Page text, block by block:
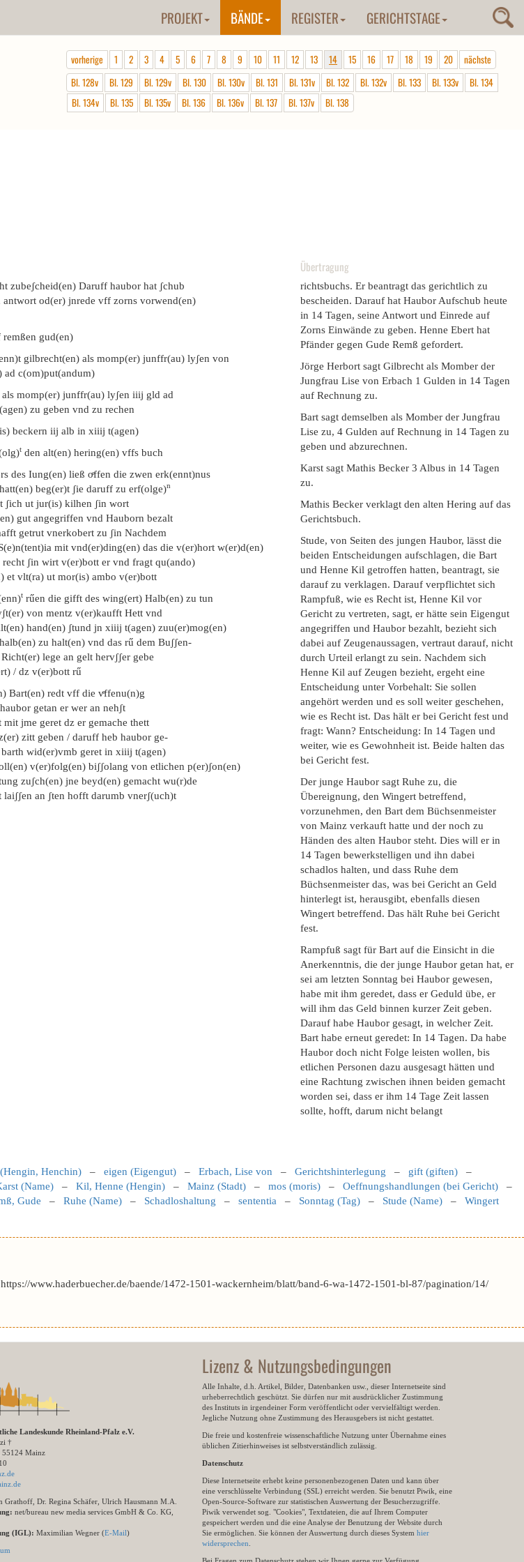
PROJEKT BÄNDE REGISTER GERICHTSTAGE
vorherige 1 2 3 4 5 6 7 8 9 10 11 12 13 14 15 16 17 18 19 20
nächste
Bl. 128v
Bl. 129 Bl. 129v Bl. 130 Bl. 130v Bl. 131 Bl. 131v Bl. 132 Bl. 132v Bl. 133 Bl. 133v
Bl. 134
Bl. 134v
Bl. 135 Bl. 135v Bl. 136 Bl. 136v Bl. 137 Bl. 137v Bl. 138
zubeʃcheid(en) Daruff haubor hat ʃchub
od(er) jnrede vff zorns vorwend(en)
remßen gud(en)
gilbrecht(en) als momp(er) junffr(au) lyʃen von
c(om)put(andum)
als momp(er) junffr(au) lyʃen iiij gld ad
zu geben vnd zu rechen
beckern iij alb in xiiij t(agen)
t den alt(en) hering(en) vffs buch
des Iung(en) ließ oͤffen die zwen erk(ennt)nus
beg(er)t ʃie daruff zu erf(olge)n
ut jur(is) kilhen ʃin wort
gut angegriffen vnd Hauborn bezalt
getrut vnerkobert zu ʃin Nachdem
mit vnd(er)ding(en) das die v(er)hort w(er)d(en)
recht ʃin wirt v(er)bott er vnd fragt qu(ando)
et vlt(ra) ut mor(is) ambo v(er)bott
t rűen die gifft des wing(ert) Halb(en) zu tun
von mentz v(er)kaufft Hett vnd
hand(en) ʃtund jn xiiij t(agen) zuu(er)mog(en)
zu halt(en) vnd das rű dem Buʃʃen-
lege an gelt hervʃʃer gebe
/ dz v(er)bott rű
Bart(en) redt vff die vͤffenu(n)g
getan er wer an nehʃt
mit jme geret dz er gemache thett
zitt geben / daruff heb haubor ge-
wid(er)vmb geret in xiiij t(agen)
v(er)folg(en) biʃʃolang von etlichen p(er)ʃon(en)
zuʃch(en) jne beyd(en) gemacht wu(r)de
an ʃten hofft darumb vnerʃ(uch)t
Übertragung
richtsbuchs. Er beantragt das gerichtlich zu
bescheiden. Darauf hat Haubor Aufschub heute
in 14 Tagen, seine Antwort und Einrede auf
Zorns Einwände zu geben. Henne Ebert hat
Pfänder gegen Gude Remß gefordert.
Jörge Herbort sagt Gilbrecht als Momber der
Jungfrau Lise von Erbach 1 Gulden in 14 Tagen
auf Rechnung zu.
Bart sagt demselben als Momber der Jungfrau
Lise zu, 4 Gulden auf Rechnung in 14 Tagen zu
geben und abzurechnen.
Karst sagt Mathis Becker 3 Albus in 14 Tagen
zu.
Mathis Becker verklagt den alten Hering auf das
Gerichtsbuch.
Stude, von Seiten des jungen Haubor, lässt die
beiden Entscheidungen aufschlagen, die Bart
und Henne Kil getroffen hatten, beantragt, sie
darauf zu verklagen. Darauf verpflichtet sich
Rampfuß, wie es Recht ist, Henne Kil vor
Gericht zu vertreten, sagt, er hätte sein Eigengut
angegriffen und Haubor bezahlt, bezieht sich
dabei auf Zeugenaussagen, vertraut darauf, nicht
durch Urteil erlangt zu sein. Nachdem sich
Henne Kil auf Zeugen bezieht, ergeht eine
Entscheidung unter Vorbehalt: Sie sollen
angehört werden und es soll weiter geschehen,
wie es Recht ist. Das hält er bei Gericht fest und
fragt: Wann? Entscheidung: In 14 Tagen und
weiter, wie es Gewohnheit ist. Beide halten das
bei Gericht fest.
Der junge Haubor sagt Ruhe zu, die
Übereignung, den Wingert betreffend,
vorzunehmen, den Bart dem Büchsenmeister
von Mainz verkauft hatte und der noch zu
Händen des alten Haubor steht. Dies will er in
14 Tagen bewerkstelligen und ihn dabei
schadlos halten, und dass Ruhe dem
Büchsenmeister das, was bei Gericht an Geld
hinterlegt ist, herausgibt, ebenfalls diesen
Wingert betreffend. Das hält Ruhe bei Gericht
fest.
Rampfuß sagt für Bart auf die Einsicht in die
Anerkenntnis, die der junge Haubor getan hat, er
sei am letzten Sonntag bei Haubor gewesen,
habe mit ihm geredet, dass er Geduld übe, er
will ihm das Geld binnen kurzer Zeit geben.
Darauf habe Haubor gesagt, in welcher Zeit.
Bart habe erneut geredet: In 14 Tagen. Da habe
Haubor doch nicht Folge leisten wollen, bis
etlichen Personen dazu ausgesagt hätten und
eine Rachtung zwischen ihnen beiden gemacht
worden sei, dass er ihm 14 Tage Zeit lassen
sollte, hofft, darum nicht belangt
Henchin) – eigen (Eigengut) – Erbach, Lise von – Gerichtshinterlegung – gift (giften) –
(Name) – Kil, Henne (Hengin) – Mainz (Stadt) – mos (moris) – Oeffnungshandlungen (bei Gericht) –
Gude – Ruhe (Name) – Schadloshaltung – sententia – Sonntag (Tag) – Stude (Name) – Wingert
www.haderbuecher.de/baende/1472-1501-wackernheim/blatt/band-6-wa-1472-1501-bl-87/pagination/14/
Landeskunde Rheinland-Pfalz e.V.
†
55124 Mainz
Grathoff, Dr. Regina Schäfer, Ulrich Hausmann M.A.
net/bureau new media services GmbH & Co. KG,
(IGL): Maximilian Wegner (E-Mail)
Lizenz & Nutzungsbedingungen
Alle Inhalte, d.h. Artikel, Bilder, Datenbanken usw., dieser Internetseite sind
urheberrechtlich geschützt. Sie dürfen nur mit ausdrücklicher Zustimmung
des Instituts in irgendeiner Form veröffentlicht oder vervielfältigt werden.
Jegliche Nutzung ohne Zustimmung des Herausgebers ist nicht gestattet.
Die freie und kostenfreie wissenschaftliche Nutzung unter Übernahme eines
üblichen Zitierhinweises ist selbstverständlich zulässig.
Datenschutz
Diese Internetseite erhebt keine personenbezogenen Daten und kann über
eine verschlüsselte Verbindung (SSL) erreicht werden. Sie benutzt Piwik, eine
Open-Source-Software zur statistischen Auswertung der Besucherzugriffe.
Piwik verwendet sog. "Cookies", Textdateien, die auf Ihrem Computer
gespeichert werden und die eine Analyse der Benutzung der Website durch
Sie ermöglichen. Sie können der Auswertung durch dieses System hier
widersprechen